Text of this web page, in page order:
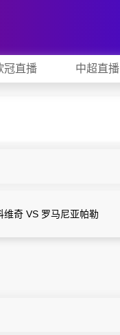
冠直播 中超直播
维奇 VS 罗马尼亚帕勒